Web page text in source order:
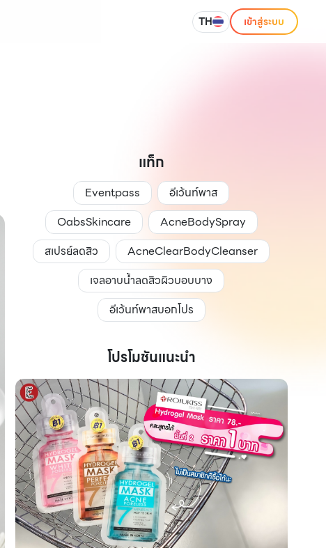
TH เข้าสู่ระบบ
แท็ก
Eventpass
อีเว้นท์พาส
OabsSkincare
AcneBodySpray
สเปรย์ลดสิว
AcneClearBodyCleanser
เจลอาบน้ำลดสิวผิวบอบบาง
อีเว้นท์พาสบอกโปร
โปรโมชันแนะนำ